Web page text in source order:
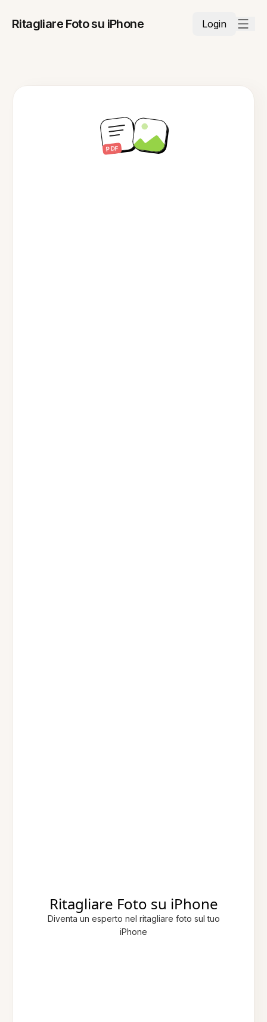
Ritagliare Foto su iPhone Login
Ritagliare Foto su iPhone
Diventa un esperto nel ritagliare foto sul tuo
iPhone